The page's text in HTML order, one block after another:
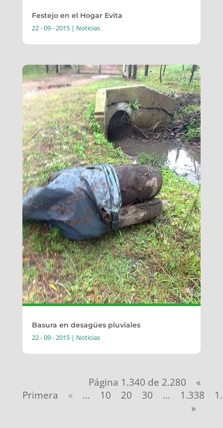
Festejo en el Hogar Evita
22 - 09 - 2015| Noticias
Basura en desagües pluviales
22 - 09 - 2015| Noticias
Página 1.340 de 2.280
«
Primera
« ... 10 20 30 ... 1.338
»